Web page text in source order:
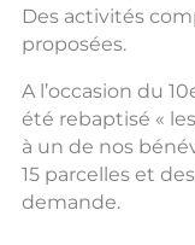
Des activités
proposées.
A l’occasion du
été rebaptisé «
à un de nos
15 parcelles et
demande.